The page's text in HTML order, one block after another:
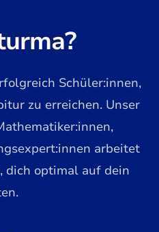
Schüler:innen,
zu erreichen. Unser
arbeitet
dich optimal auf dein